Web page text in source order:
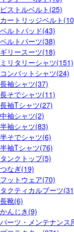
ピストルベルト(25)
カートリッジベルト
ベルトパッド(43)
ベルトパーツ(38)
ギリースーツ(18)
ミリタリーシャツ(151)
コンバットシャツ(24)
長袖シャツ(37)
長そでシャツ(11)
長袖Tシャツ(27)
中袖シャツ(2)
半袖シャツ(83)
半そでシャツ(6)
半袖Tシャツ(76)
タンクトップ(5)
つなぎ(19)
フットウェア(70)
タクティカルブーツ
長靴(6)
かんじき(9)
パーツ・メンテナンス